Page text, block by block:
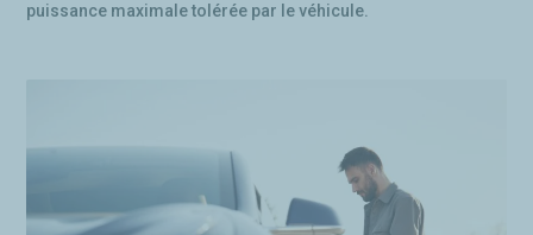
puissance maximale tolérée par le véhicule.